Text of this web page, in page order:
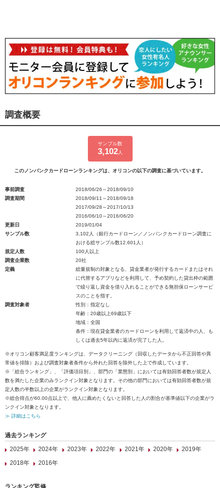
調査概要
サンプル数
3,102人
このノンバンクカードローンランキングは、オリコンの以下の調査に基づいています。
事前調査
2018/06/26～2018/09/10
調査期間
2018/09/11～2018/09/18
2017/09/28～2017/10/13
2016/06/10～2016/06/20
更新日
2019/01/04
サンプル数
3,102人（銀行カードローン／ノンバンクカードローン調査に
おける総サンプル数12,601人）
規定人数
100人以上
調査企業数
20社
定義
総量規制の対象となる、貸金業者が発行するカードまたはそれ
に代替するアプリなどを利用して、予め契約した貸出枠の範囲
で繰り返し資金を借り入れることができる無担保ローンサービ
スのことを指す。
調査対象者
性別：指定なし
年齢：20歳以上69歳以下
地域：全国
条件：現在貸金業者のカードローンを利用して返済中の人、も
しくは過去5年以内に返済が完了した人。
※オリコン顧客満足度ランキングは、データクリーニング（回収したデータから不正回答や異
常値を排除）および調査対象者条件から外れた回答を除外した上で作成しています。
※「総合ランキング」、「評価項目別」、部門の「業態別」においては有効回答者数が規定人
数を満たした企業のみランクイン対象となります。その他の部門においては有効回答者数が規
定人数の半数以上の企業がランクイン対象となります。
※総合得点が60.00点以上で、他人に薦めたくないと回答した人の割合が基準値以下の企業がラ
ンクイン対象となります。
≫ 詳細はこちら
過去ランキング
2025年
2024年 2023年 2022年 2021年 2020年
2019年
2018年
2016年
ランキング監修